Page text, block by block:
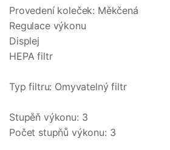
Provedení koleček: Měkčená
Regulace výkonu
Displej
HEPA filtr
Typ filtru: Omyvatelný filtr
Stupěň výkonu: 3
Počet stupňů výkonu: 3